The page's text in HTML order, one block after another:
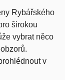
Rybářského
širokou
vybrat něco
v